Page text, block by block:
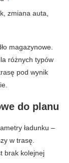
zmiana auta,
magazynowe.
różnych typów
pod wynik
do planu
ładunku –
w trasę.
brak kolejnej